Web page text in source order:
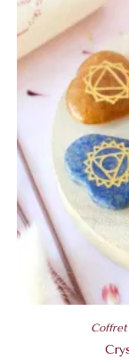
Coffret